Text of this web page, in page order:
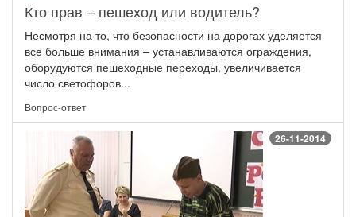
Кто прав – пешеход или водитель?
Несмотря на то, что безопасности на дорогах уделяется
все больше внимания – устанавливаются ограждения,
оборудуются пешеходные переходы, увеличивается
число светофоров...
Вопрос-ответ
26-11-2014